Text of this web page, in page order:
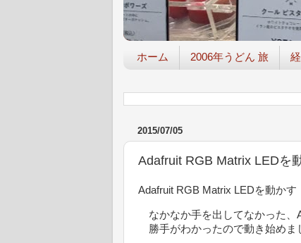
ホーム 2006年うどん 旅
2015/07/05
Adafruit RGB Matrix LEDを
Adafruit RGB Matrix LEDを動かす
なかなか手を出してなかった、
勝手がわかったので動き始めま